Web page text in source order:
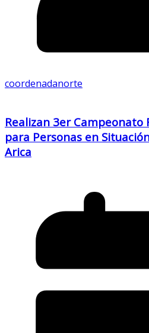
coordenadanorte
Realizan 3er Campeonato
para Personas en
Arica